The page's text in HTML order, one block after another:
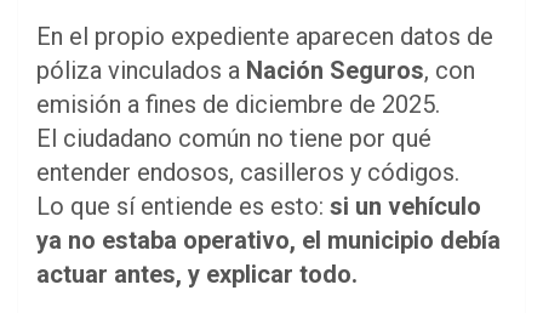
En el propio expediente aparecen datos de
póliza vinculados a Nación Seguros, con
emisión a fines de diciembre de 2025.
El ciudadano común no tiene por qué
entender endosos, casilleros y códigos.
Lo que sí entiende es esto: si un vehículo
ya no estaba operativo, el municipio debía
actuar antes, y explicar todo.